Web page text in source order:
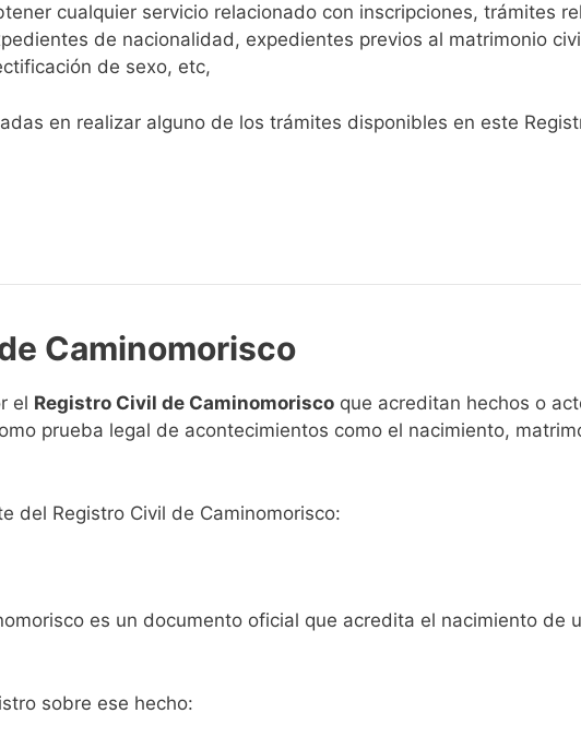
cualquier servicio relacionado con inscripciones, trámites
de nacionalidad, expedientes previos al matrimonio
de sexo, etc,
en realizar alguno de los trámites disponibles en este
Caminomorisco
el Registro Civil de Caminomorisco que acreditan hechos o
prueba legal de acontecimientos como el nacimiento,
del Registro Civil de Caminomorisco:
es un documento oficial que acredita el nacimiento de
sobre ese hecho: